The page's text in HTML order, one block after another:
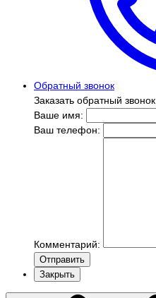
Обратный звонок
Заказать обратный звонок
Ваше имя:
Ваш телефон:
Комментарий:
Отправить
Закрыть